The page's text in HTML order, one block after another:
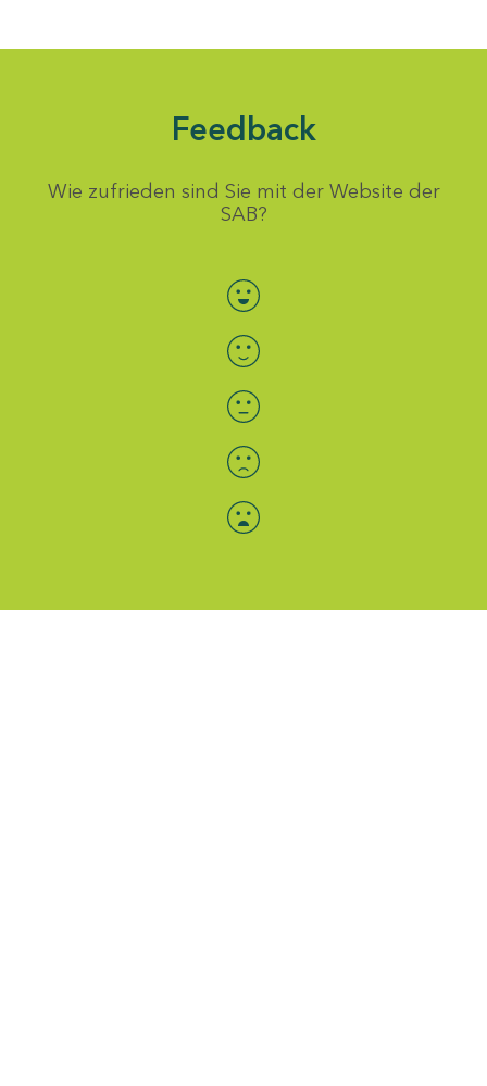
Feedback
Wie zufrieden sind Sie mit der Website der
SAB?
Bewertung auswählen